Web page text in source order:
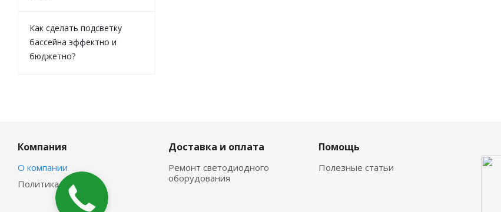
Как сделать подсветку
бассейна эффектно и
бюджетно?
Компания
О компании
Политика
Доставка и оплата
Ремонт светодиодного
оборудования
Помощь
Полезные статьи
Закажите
звонок